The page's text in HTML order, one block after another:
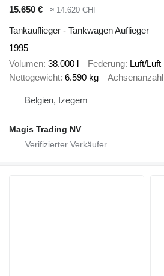
15.650 €
≈ 14.620 CHF
Tankauflieger - Tankwagen Auflieger
1995
Volumen 38.000 l Federung Luft/Luft
Nettogewicht 6.590 kg Achsenanzahl
Belgien, Izegem
Magis Trading NV